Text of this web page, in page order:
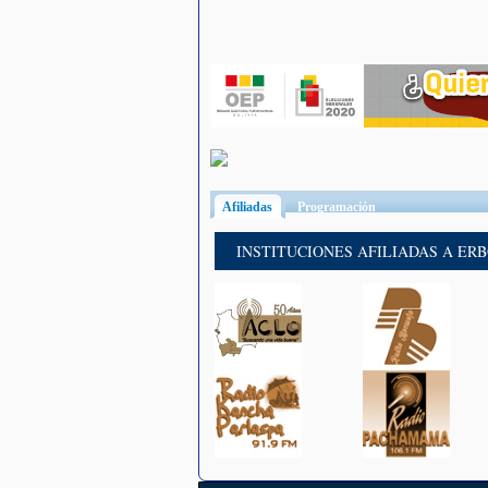
Afiliadas (solapa activa)
Programación
INSTITUCIONES AFILIADAS A